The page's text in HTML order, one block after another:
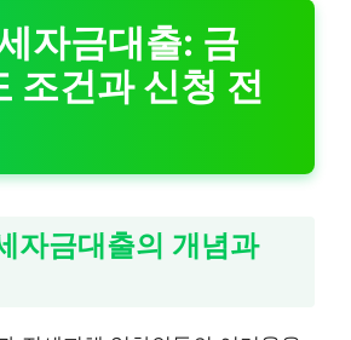
자금대출: 금
조건과 신청 전
자금대출의 개념과